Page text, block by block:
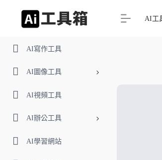
AI寫作工具
AI圖像工具
AI視頻工具
AI辦公工具
AI學習網站
AI工